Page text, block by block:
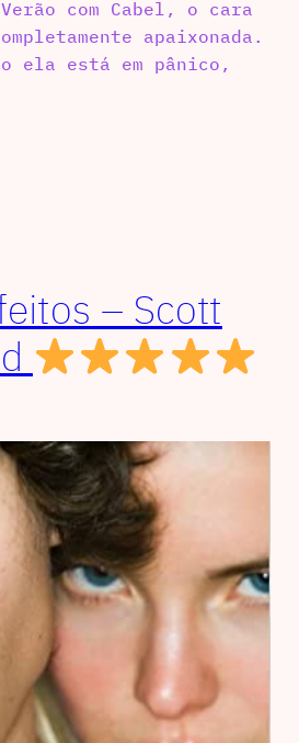
com Cabel, o cara
apaixonada.
ela está em pânico,
– Scott